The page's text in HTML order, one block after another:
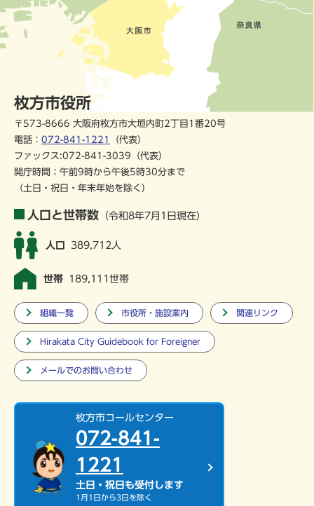
枚方市役所
〒573-8666 大阪府枚方市大垣内町2丁目1番20号
電話： 072-841-1221
（代表）
ファックス:072-841-3039（代表）
開庁時間：午前9時から午後5時30分まで
（土日・祝日・年末年始を除く）
人口と世帯数 （令和8年7月1日現在）
人口 389,712人
世帯 189,111世帯
組織一覧 市役所・施設案内 関連リンク
Hirakata City Guidebook for Foreigner
メールでのお問い合わせ
枚方市コールセンター
072-841-
1221
土日・祝日も受付します
1月1日から3日を除く